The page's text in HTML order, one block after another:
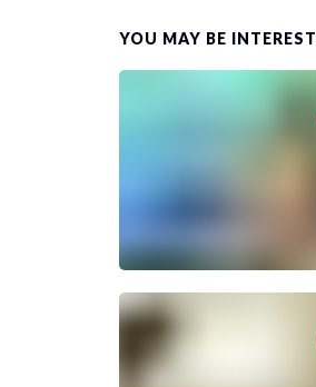
YOU MAY BE